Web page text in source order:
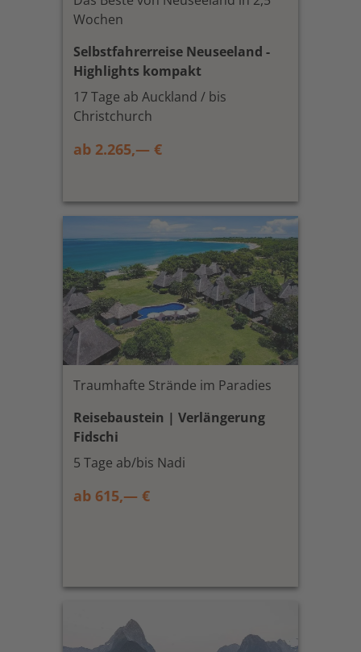
Wochen
Selbstfahrerreise Neuseeland -
Highlights kompakt
17 Tage ab Auckland / bis
Christchurch
ab 2.265,— €
Traumhafte Strände im Paradies
Reisebaustein | Verlängerung
Fidschi
5 Tage ab/bis Nadi
ab 615,— €